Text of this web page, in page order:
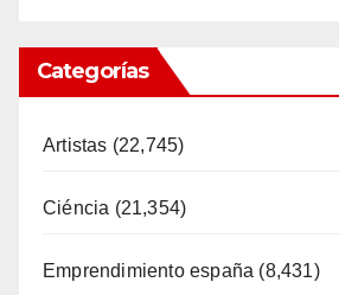
Categorías
Artistas (22,745)
Ciéncia (21,354)
Emprendimiento españa (8,431)